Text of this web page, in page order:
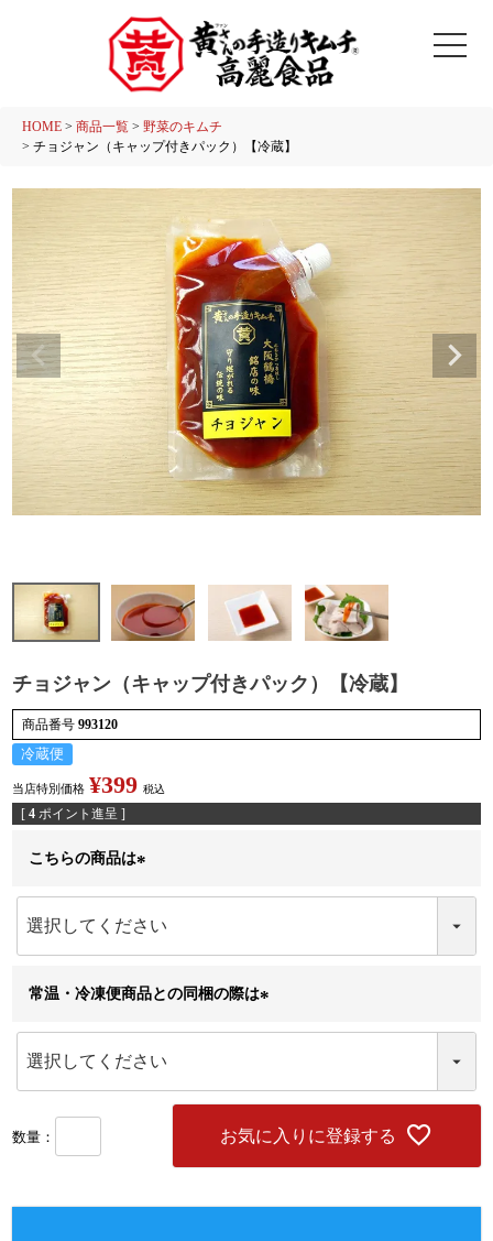
検索
HOME 商品一覧
野菜のキムチ
チョジャン（キャップ付きパック）【冷蔵】
チョジャン（キャップ付きパック）【冷蔵】
商品番号 993120
冷蔵便
当店特別価格 ¥399 税込
[ 4 ポイント進呈 ]
こちらの商品は
須
)
常温・冷凍便商品との同梱の際は
)
お気に入りに登録する